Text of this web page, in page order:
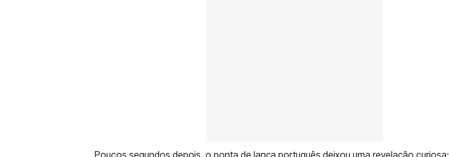
Poucos segundos depois, o ponta de lança português deixou uma revelação curiosa: